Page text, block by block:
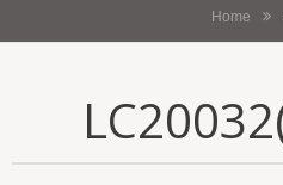
Home